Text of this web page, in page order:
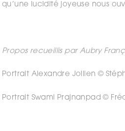
qu’une lucidité joyeuse nous
Propos recueillis par Aubry
Portrait Alexandre Jollien ©
Portrait Swami Prajnanpad ©